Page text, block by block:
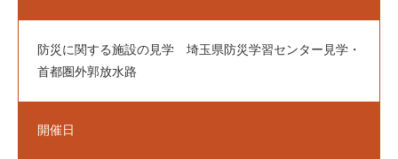
ご利用上の注意事項
ご利用料金
防災に関する施設の見学 埼玉県防災学習センター見学・
首都圏外郭放水路
開催日